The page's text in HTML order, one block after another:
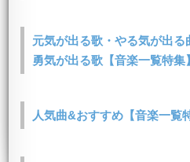
元気が出る歌・やる気が出る
勇気が出る歌【音楽一覧特集】
人気曲&おすすめ【音楽一覧